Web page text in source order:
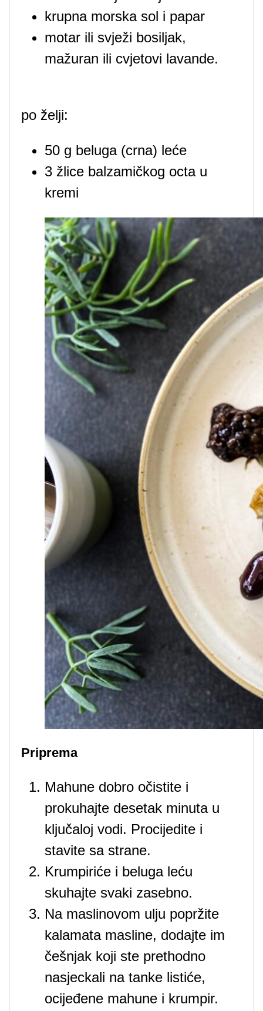
krupna morska sol i papar
motar ili svježi bosiljak,
mažuran ili cvjetovi lavande.
po želji:
50 g beluga (crna) leće
3 žlice balzamičkog octa u
kremi
Priprema
Mahune dobro očistite i
prokuhajte desetak minuta u
ključaloj vodi. Procijedite i
stavite sa strane.
Krumpiriće i beluga leću
skuhajte svaki zasebno.
Na maslinovom ulju popržite
kalamata masline, dodajte im
češnjak koji ste prethodno
nasjeckali na tanke listiće,
ocijeđene mahune i krumpir.